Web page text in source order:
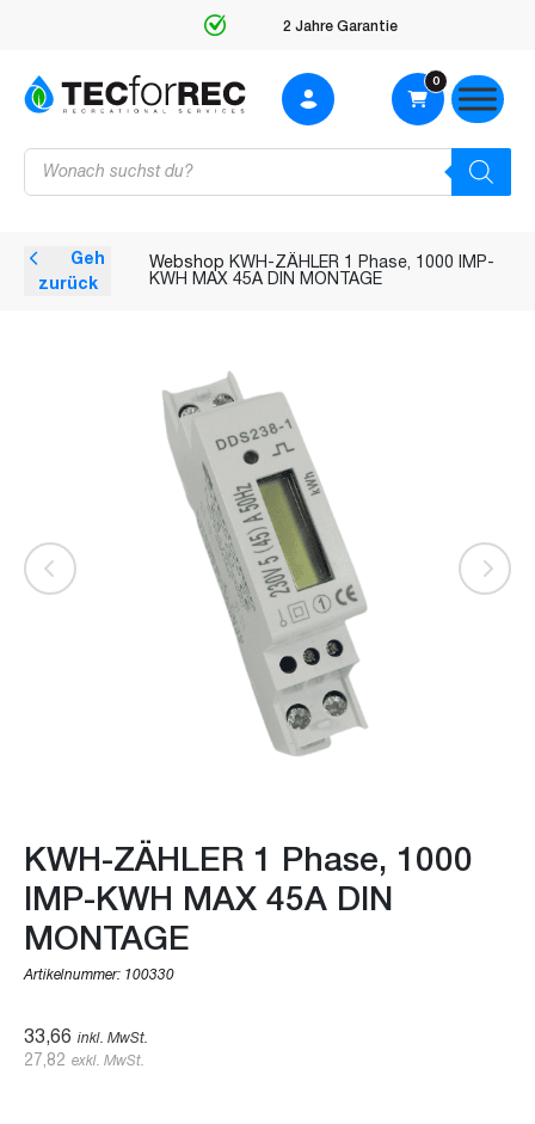
2 Jahre Garantie
Products
search
0
zurück
Webshop KWH-ZÄHLER 1 Phase, 1000 IMP-
KWH MAX 45A DIN MONTAGE
KWH-ZÄHLER 1 Phase, 1000
IMP-KWH MAX 45A DIN
MONTAGE
Artikelnummer: 100330
33,66 inkl. MwSt.
27,82 exkl. MwSt.